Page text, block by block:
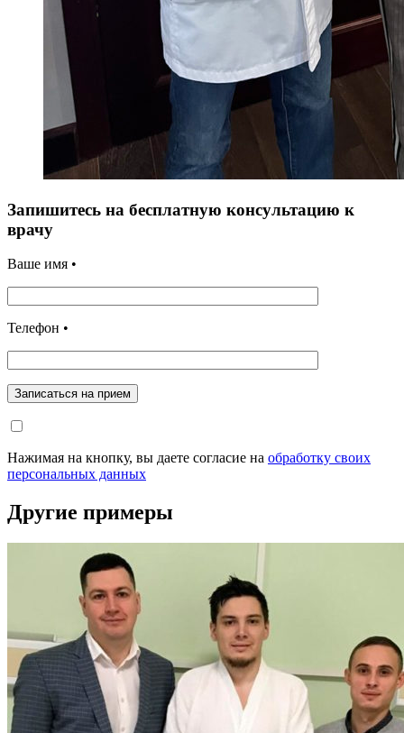
Запишитесь на бесплатную консультацию к
врачу
Ваше имя •
Телефон •
Записаться на прием
Нажимая на кнопку, вы даете согласие на обработку своих
персональных данных
Другие примеры